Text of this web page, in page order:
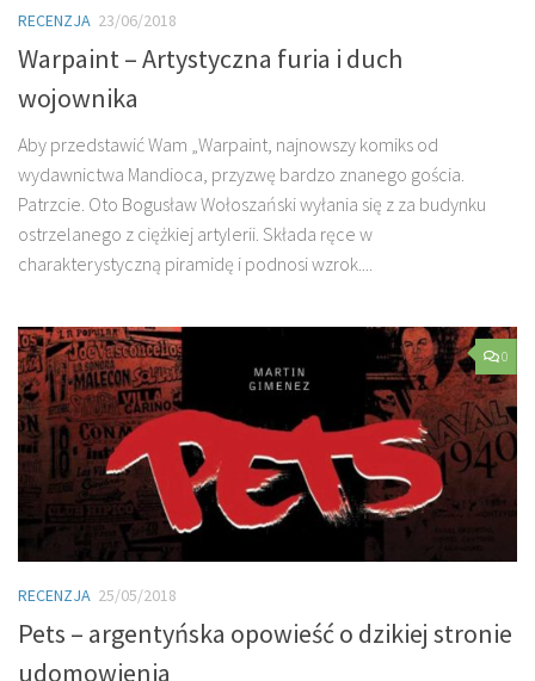
RECENZJA 23/06/2018
Warpaint – Artystyczna furia i duch
wojownika
Aby przedstawić Wam „Warpaint, najnowszy komiks od
wydawnictwa Mandioca, przyzwę bardzo znanego gościa.
Patrzcie. Oto Bogusław Wołoszański wyłania się z za budynku
ostrzelanego z ciężkiej artylerii. Składa ręce w
charakterystyczną piramidę i podnosi wzrok....
0
RECENZJA 25/05/2018
Pets – argentyńska opowieść o dzikiej stronie
udomowienia